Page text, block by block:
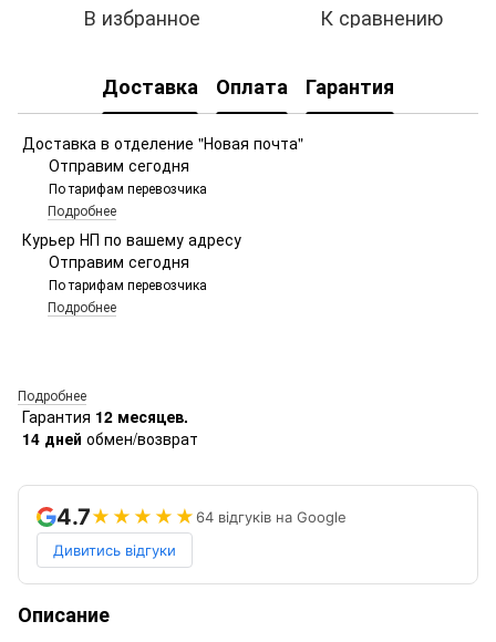
В избранное К сравнению
Доставка Оплата Гарантия
Доставка в отделение "Новая почта"
Отправим сегодня
По тарифам перевозчика
Подробнее
Курьер НП по вашему адресу
Отправим сегодня
По тарифам перевозчика
Подробнее
Подробнее
Гарантия 12 месяцев.
14 дней обмен/возврат
4.7★★★★★64 відгуків на Google
Дивитись відгуки
Описание